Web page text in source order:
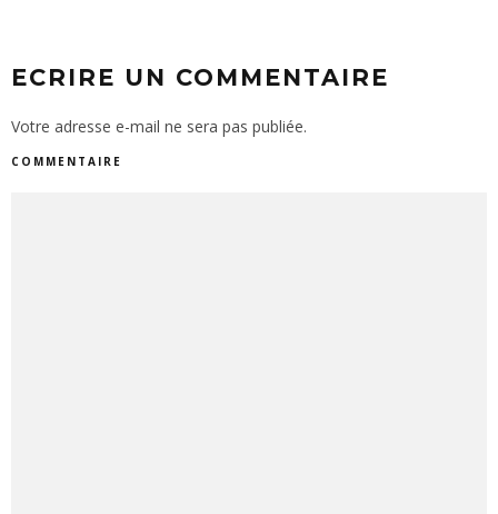
ECRIRE UN COMMENTAIRE
Votre adresse e-mail ne sera pas publiée.
COMMENTAIRE